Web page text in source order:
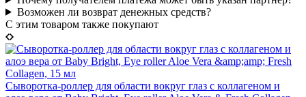
Возможен ли возврат денежных средств?
C этим товаром также покупают
Сыворотка-роллер для области вокруг глаз с коллагеном и